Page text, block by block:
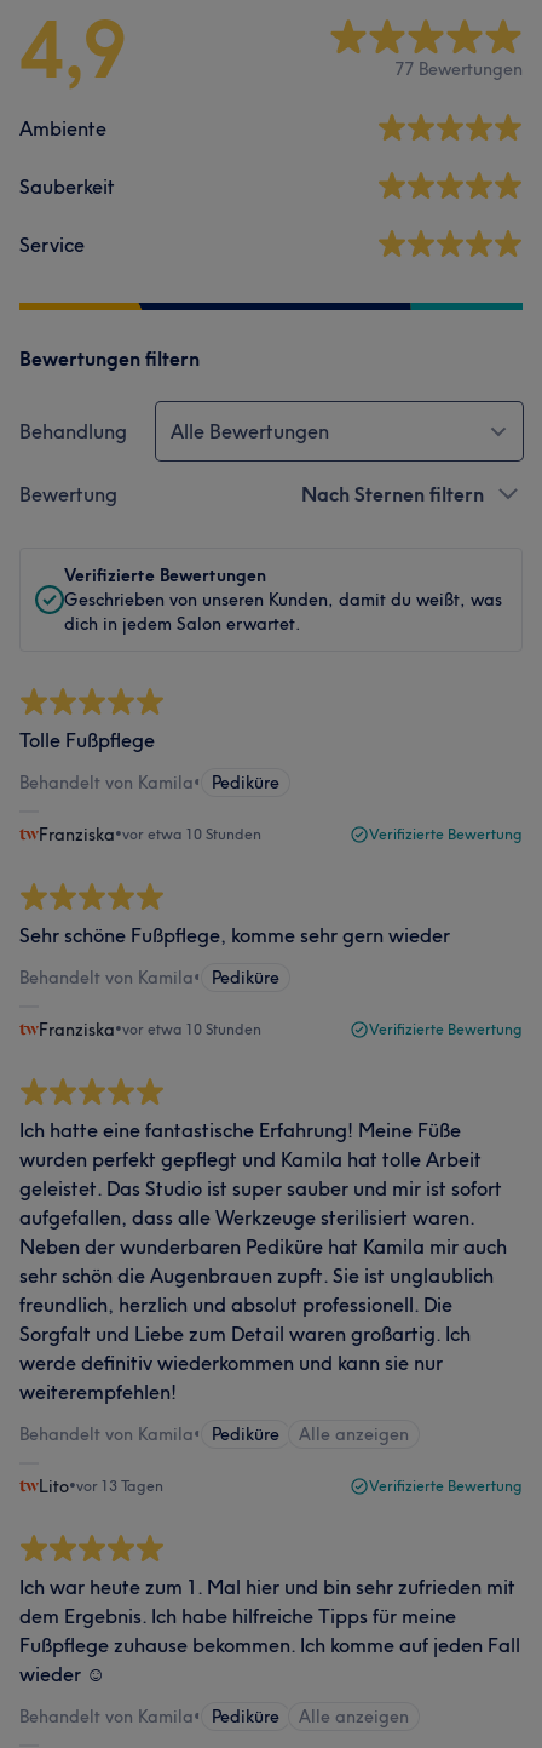
4,9 77 Bewertungen
Ambiente
Sauberkeit
Service
Bewertungen filtern
Behandlung Alle Bewertungen
Bewertung Nach Sternen filtern
Verifizierte Bewertungen
Geschrieben von unseren Kunden, damit du weißt, was
dich in jedem Salon erwartet.
Tolle Fußpflege
Behandelt von Kamila• Pediküre
Franziska•vor etwa 10 Stunden Verifizierte Bewertung
Sehr schöne Fußpflege, komme sehr gern wieder
Behandelt von Kamila• Pediküre
Franziska•vor etwa 10 Stunden Verifizierte Bewertung
Ich hatte eine fantastische Erfahrung! Meine Füße
wurden perfekt gepflegt und Kamila hat tolle Arbeit
geleistet. Das Studio ist super sauber und mir ist sofort
aufgefallen, dass alle Werkzeuge sterilisiert waren.
Neben der wunderbaren Pediküre hat Kamila mir auch
sehr schön die Augenbrauen zupft. Sie ist unglaublich
freundlich, herzlich und absolut professionell. Die
Sorgfalt und Liebe zum Detail waren großartig. Ich
werde definitiv wiederkommen und kann sie nur
weiterempfehlen!
Behandelt von Kamila• Pediküre Alle anzeigen
Lito•vor 13 Tagen Verifizierte Bewertung
Ich war heute zum 1. Mal hier und bin sehr zufrieden mit
dem Ergebnis. Ich habe hilfreiche Tipps für meine
Fußpflege zuhause bekommen. Ich komme auf jeden Fall
wieder ☺️
Behandelt von Kamila• Pediküre Alle anzeigen